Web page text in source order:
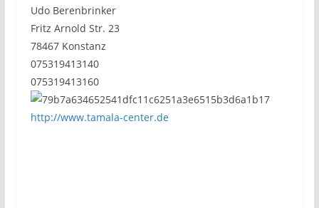
Udo Berenbrinker
Fritz Arnold Str. 23
78467 Konstanz
075319413140
075319413160
http://www.tamala-center.de